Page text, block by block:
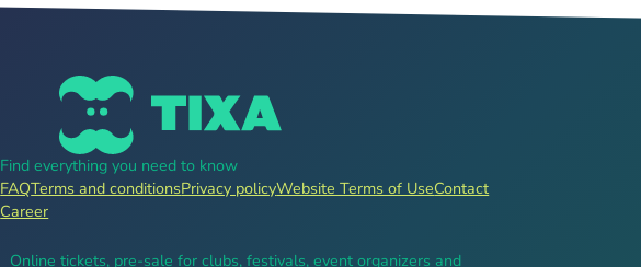
Find everything you need to know
FAQTerms and conditionsPrivacy policyWebsite Terms of UseContact
Career
Online tickets, pre-sale for clubs, festivals, event organizers and